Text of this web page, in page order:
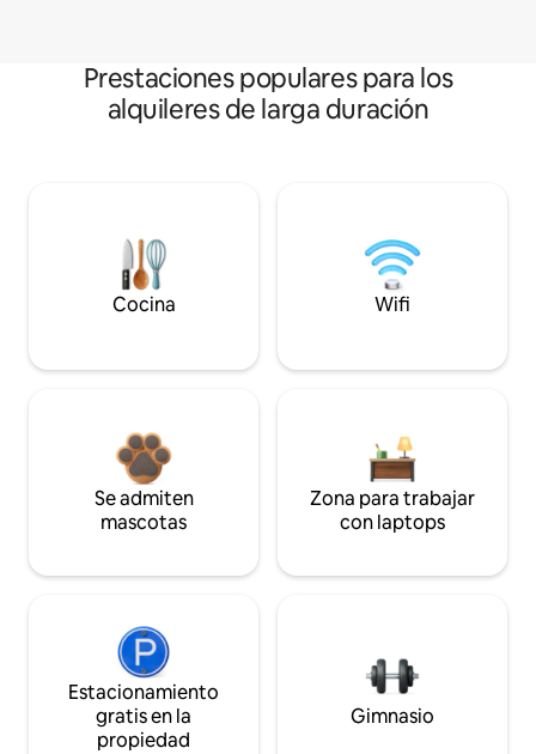
Prestaciones populares para los
alquileres de larga duración
Cocina Wifi
Se admiten
mascotas
Zona para trabajar
con laptops
Estacionamiento
gratis en la
propiedad
Gimnasio